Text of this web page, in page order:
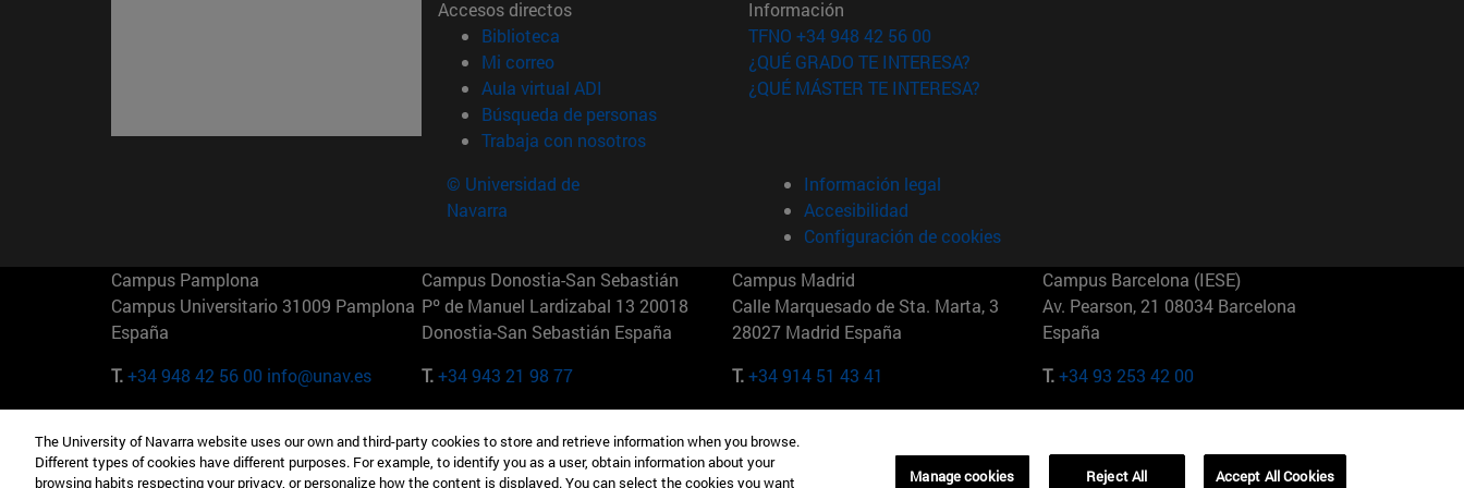
Accesos directos
Biblioteca (abre en nueva ventana)
Mi correo(abre en nueva ventana)
Aula virtual ADI (abre en nueva ventana)
Búsqueda de personas(abre en nueva ventana)
Trabaja con nosotros(abre en nueva ventana)
Información
TFNO +34 948 42 56 00
¿QUÉ GRADO TE INTERESA?
¿QUÉ MÁSTER TE INTERESA?
© Universidad de
Navarra
Información legal
Accesibilidad
Configuración de cookies
Campus Pamplona
Campus Universitario 31009 Pamplona
España
T.+34 948 42 56 00 info@unav.es
Campus Donostia-San Sebastián
Pº de Manuel Lardizabal 13 20018
Donostia-San Sebastián España
T.+34 943 21 98 77
Campus Madrid
Calle Marquesado de Sta. Marta, 3
28027 Madrid España
T.+34 914 51 43 41
Campus Barcelona (IESE)
Av. Pearson, 21 08034 Barcelona
España
T.+34 93 253 42 00
Camino del Cerro Águila 3 28023
Madrid España
165 W 57th St 10019-2201 Nueva York
EE.UU
Maria-Theresia-Straße 15 81675
Múnich Alemania
01321001 Bela Vista Brasil
The University of Navarra website uses our own and third-party cookies to store and retrieve information when you browse.
Different types of cookies have different purposes. For example, to identify you as a user, obtain information about your
browsing habits respecting your privacy, or personalize how the content is displayed. You can select the cookies you want
Manage cookies Reject All Accept All Cookies